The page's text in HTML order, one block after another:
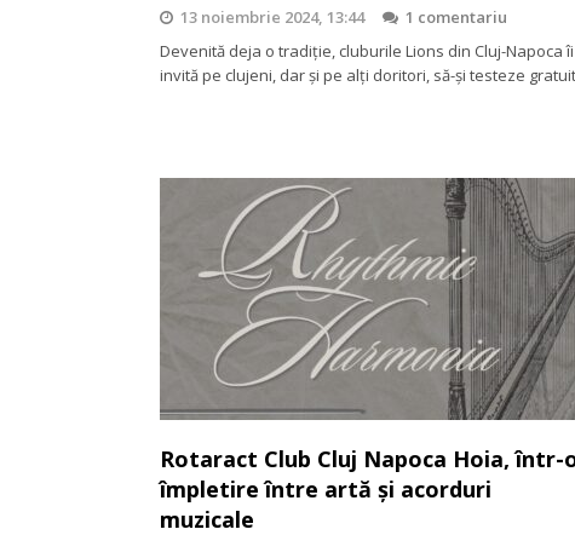
13 noiembrie 2024, 13:44
1 comentariu
Devenită deja o tradiţie, cluburile Lions din Cluj-Napoca îi
invită pe clujeni, dar şi pe alţi doritori, să-şi testeze
Rotaract Club Cluj Napoca Hoia, într-
împletire între artă şi acorduri
muzicale